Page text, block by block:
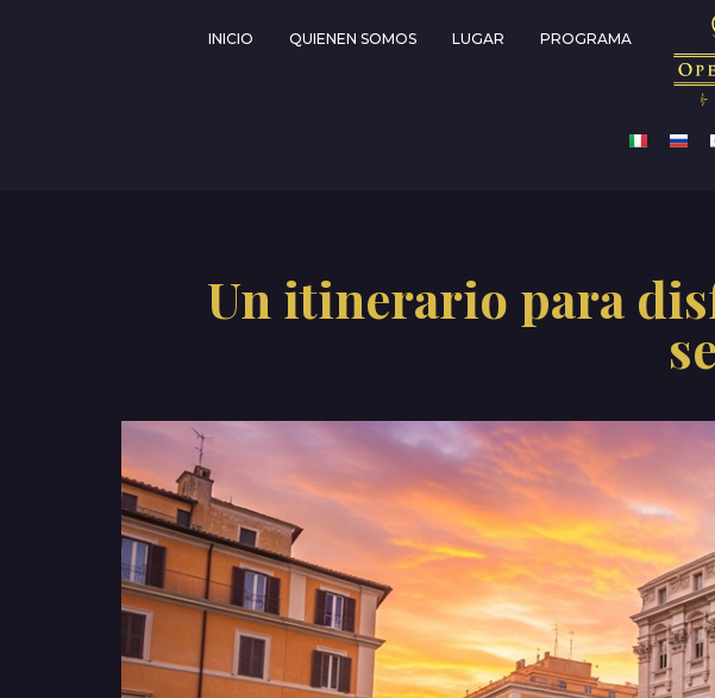
INICIO QUIENEN SOMOS LUGAR PROGRAMA
Un itinerario para